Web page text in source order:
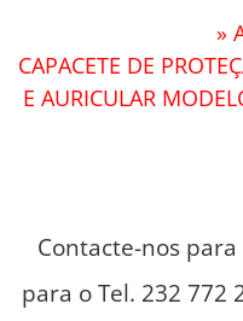
»
CAPACETE DE
E AURICULAR
Contacte-nos para
para o Tel. 232 772